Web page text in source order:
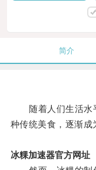
简介
随着人们生活水
种传统美食，逐渐成
冰粿加速器官方网址